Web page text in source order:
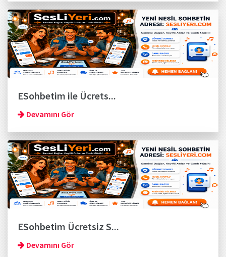
ESohbetim ile Ücrets...
Devamını Gör
ESohbetim Ücretsiz S...
Devamını Gör